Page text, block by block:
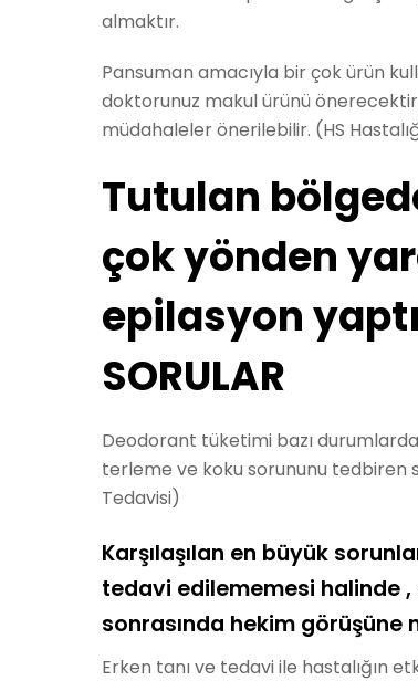
almaktır.
Pansuman amacıyla bir çok ürün
doktorunuz makul ürünü
müdahaleler önerilebilir. (HS
Tutulan
çok yönden
epilasyon
SORULAR
Deodorant tüketimi bazı
terleme ve koku sorununu tedbiren
Tedavisi)
Karşılaşılan en büyük
tedavi edilememesi halinde
sonrasında hekim
Erken tanı ve tedavi ile hastalığın